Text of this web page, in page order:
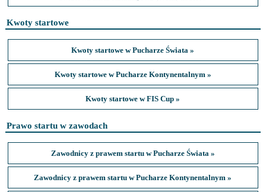
Kwoty startowe
Kwoty startowe w Pucharze Świata »
Kwoty startowe w Pucharze Kontynentalnym »
Kwoty startowe w FIS Cup »
Prawo startu w zawodach
Zawodnicy z prawem startu w Pucharze Świata »
Zawodnicy z prawem startu w Pucharze Kontynentalnym »